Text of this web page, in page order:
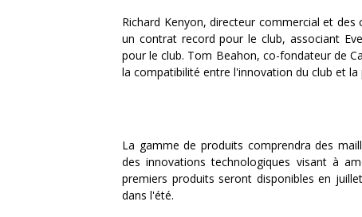
Richard Kenyon, directeur commercial et
un contrat record pour le club, associant
pour le club. Tom Beahon, co-fondateur de
la compatibilité entre l'innovation du club et la
La gamme de produits comprendra des
des innovations technologiques visant à
premiers produits seront disponibles en
dans l'été.